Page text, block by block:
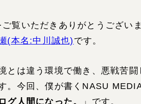
覧いただきありがとうござい
(本名:中川誠也) です。
とは違う環境で働き、悪戦苦
。今回、僕が書くNASU
グ人間になった。
」です。